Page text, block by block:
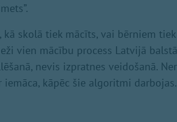
skolā tiek mācīts, vai bērniem
vien mācību process Latvijā
nevis izpratnes veidošanā.
kāpēc šie algoritmi darbojas.